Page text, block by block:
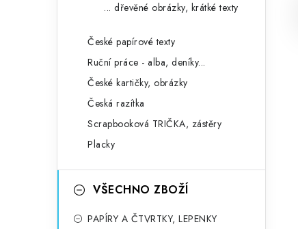
... dřevěné obrázky, krátké texty
České papírové texty
Ruční práce - alba, deníky...
České kartičky, obrázky
Česká razítka
Scrapbooková TRIČKA, zástěry
Placky
VŠECHNO ZBOŽÍ
PAPÍRY A ČTVRTKY, LEPENKY